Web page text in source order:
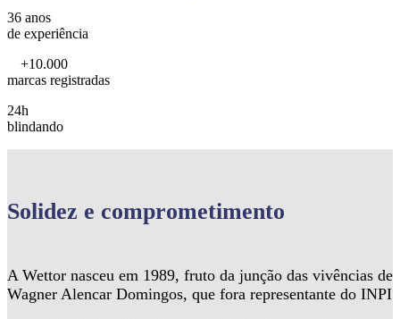
36 anos
de experiência
+10.000
marcas registradas
24h
blindando
Solidez e comprometimento
A Wettor nasceu em 1989, fruto da junção das vivências de
Wagner Alencar Domingos, que fora representante do INPI